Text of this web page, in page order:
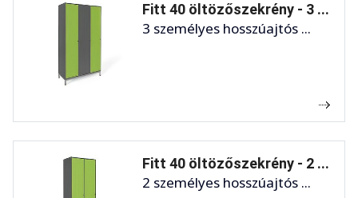
Fitt 40 öltözőszekrény - 3 ...
3 személyes hosszúajtós ...
Fitt 40 öltözőszekrény - 2 ...
2 személyes hosszúajtós ...